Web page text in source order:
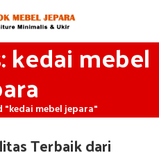
kedai mebel
"kedai mebel jepara"
Terbaik dari